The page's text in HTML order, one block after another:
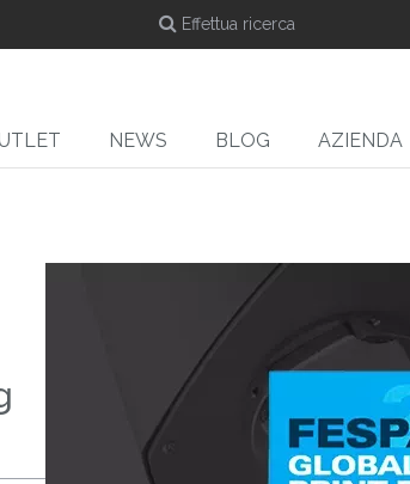
NEWS BLOG AZIENDA
SLIT
Tagliarotoli